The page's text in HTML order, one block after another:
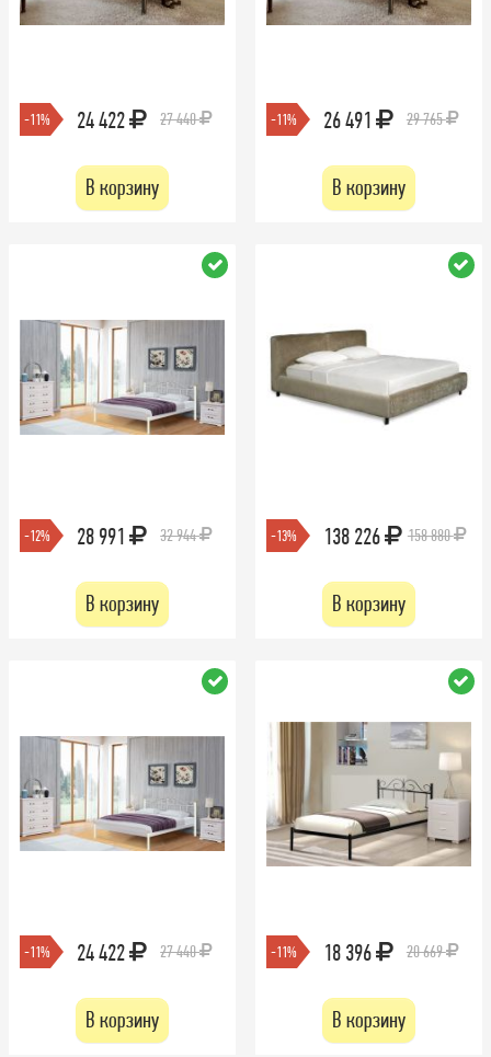
-11% 24 422 27 440
В корзину
-11% 26 491 29 765
В корзину
-12% 28 991 32 944
В корзину
-13% 138 226 158 880
В корзину
-11% 24 422 27 440
В корзину
-11% 18 396 20 669
В корзину